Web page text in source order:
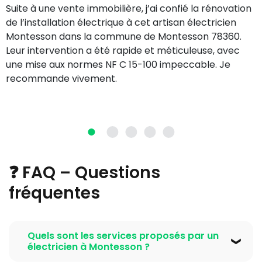
Suite à une vente immobilière, j’ai confié la rénovation
de l’installation électrique à cet artisan électricien
Montesson dans la commune de Montesson 78360.
Leur intervention a été rapide et méticuleuse, avec
une mise aux normes NF C 15-100 impeccable. Je
recommande vivement.
❓ FAQ – Questions
fréquentes
Quels sont les services proposés par un
électricien à Montesson ?